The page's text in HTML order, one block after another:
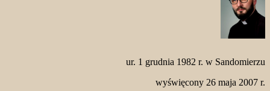
ur. 1 grudnia 1982 r. w Sandomierzu
wyświęcony 26 maja 2007 r.